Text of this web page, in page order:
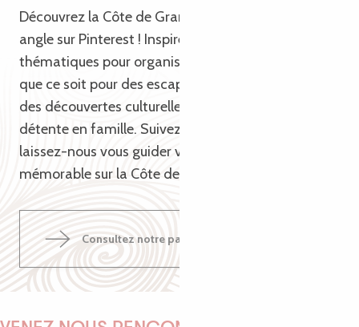
Découvrez la Côte de Granit Rose sous un nouvel
angle sur Pinterest ! Inspirez-vous de nos épingles
thématiques pour organiser votre prochain voyage,
que ce soit pour des escapades en pleine nature,
des découvertes culturelles ou des moments de
détente en famille. Suivez-nous sur Pinterest et
laissez-nous vous guider vers une aventure
mémorable sur la Côte de Granit Rose !
Consultez notre page pinterest